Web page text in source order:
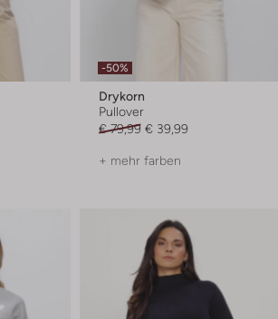
-50%
Drykorn
Pullover
€ 79,99 € 39,99
+ mehr farben